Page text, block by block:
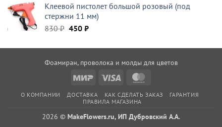
составляла
350 ₽.
150 ₽.
Клеевой пистолет большой розовый (под
стержни 11 мм)
830₽ Первоначальная
составляла
450 ₽Текущая
450 ₽.
Фоамиран, проволока и молды для цветов
Mir
Visa
О КОМПАНИИ ДОСТАВКА КАК СДЕЛАТЬ ЗАКАЗ
ГАРАНТИЯ
ПРАВИЛА МАГАЗИНА
2026 © MakeFlowers.ru, ИП Дубровский А.А.